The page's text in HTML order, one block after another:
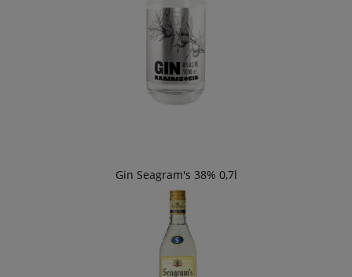
Gin Seagram's 38% 0,7l